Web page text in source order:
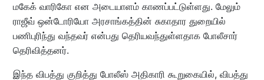
மகேக் வாரிகோ என அடையாளம் காணப்பட்டுள்ளது. மேலும்
ராஜீவ் ஒன்டோரியோ அரசாங்கத்தின் சுகாதார துறையில்
பணிபுரிந்து வந்தவர் என்பது தெரியவந்துள்ளதாக போலீசார்
தெரிவித்தனர்.
இந்த விபத்து குறித்து போலீஸ் அதிகாரி கூறுகையில், விபத்து